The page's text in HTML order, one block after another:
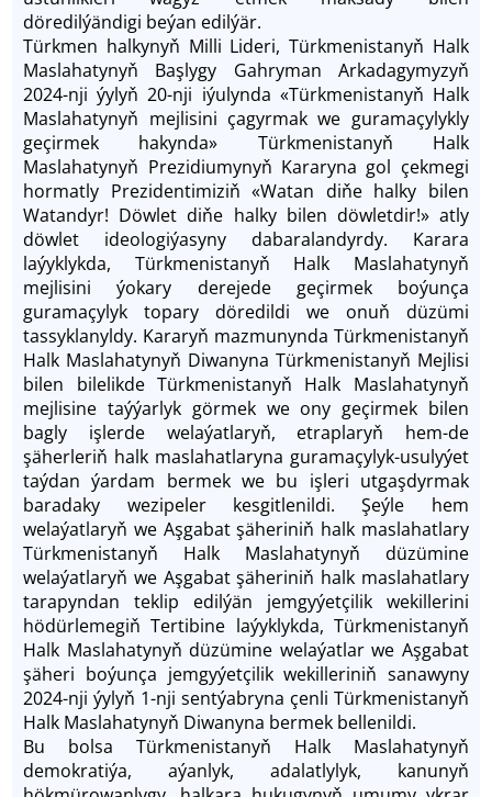
döredilýändigi beýan edilýär.
Türkmen halkynyň Milli Lideri, Türkmenistanyň Halk
Maslahatynyň Başlygy Gahryman Arkadagymyzyň
2024-nji ýylyň 20-nji iýulynda «Türkmenistanyň Halk
Maslahatynyň mejlisini çagyrmak we guramaçylykly
geçirmek hakynda» Türkmenistanyň Halk
Maslahatynyň Prezidiumynyň Kararyna gol çekmegi
hormatly Prezidentimiziň «Watan diňe halky bilen
Watandyr! Döwlet diňe halky bilen döwletdir!» atly
döwlet ideologiýasyny dabaralandyrdy. Karara
laýyklykda, Türkmenistanyň Halk Maslahatynyň
mejlisini ýokary derejede geçirmek boýunça
guramaçylyk topary döredildi we onuň düzümi
tassyklanyldy. Kararyň mazmunynda Türkmenistanyň
Halk Maslahatynyň Diwanyna Türkmenistanyň Mejlisi
bilen bilelikde Türkmenistanyň Halk Maslahatynyň
mejlisine taýýarlyk görmek we ony geçirmek bilen
bagly işlerde welaýatlaryň, etraplaryň hem-de
şäherleriň halk maslahatlaryna guramaçylyk-usulyýet
taýdan ýardam bermek we bu işleri utgaşdyrmak
baradaky wezipeler kesgitlenildi. Şeýle hem
welaýatlaryň we Aşgabat şäheriniň halk maslahatlary
Türkmenistanyň Halk Maslahatynyň düzümine
welaýatlaryň we Aşgabat şäheriniň halk maslahatlary
tarapyndan teklip edilýän jemgyýetçilik wekillerini
hödürlemegiň Tertibine laýyklykda, Türkmenistanyň
Halk Maslahatynyň düzümine welaýatlar we Aşgabat
şäheri boýunça jemgyýetçilik wekilleriniň sanawyny
2024-nji ýylyň 1-nji sentýabryna çenli Türkmenistanyň
Halk Maslahatynyň Diwanyna bermek bellenildi.
Bu bolsa Türkmenistanyň Halk Maslahatynyň
demokratiýa, aýanlyk, adalatlylyk, kanunyň